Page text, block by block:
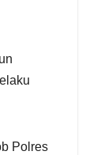
Polres